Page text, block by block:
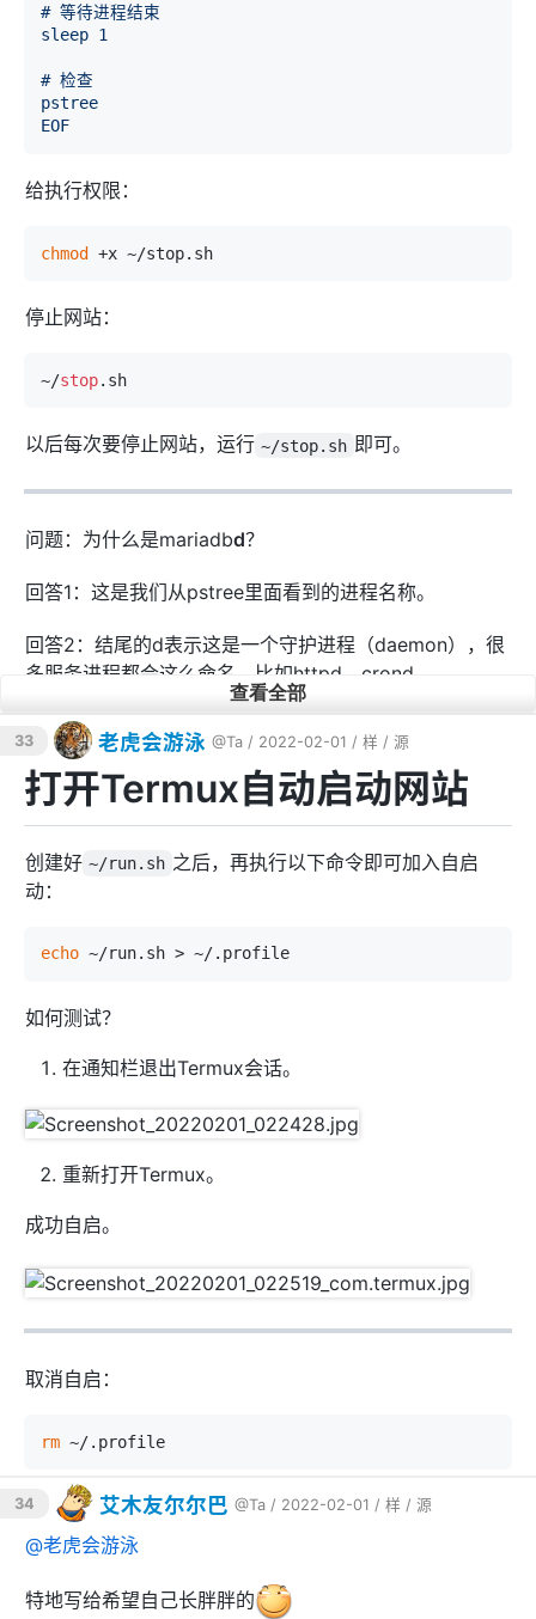
# 等待进程结束
sleep 1
# 检查
pstree
EOF
给执行权限：
chmod +x ~/stop.sh
停止网站：
~/stop .sh
以后每次要停止网站，运行 ~/stop.sh 即可。
问题：为什么是mariadbd？
回答1：这是我们从pstree里面看到的进程名称。
回答2：结尾的d表示这是一个守护进程（daemon），很
多服务进程都会这么命名，比如httpd、crond。
问题：为什么不用 ~/../usr/etc/init.d/mysql stop
回答：亲测无效，报错说找不到pid。所以还是用killall
吧。
问题：killall会不会导致数据损坏？
它主动停止运行。所以进程是有机会正常退出的。如果进
程真的卡住了，那就算执行了killall也不会退出，你就会知
道它卡住了。
如果进程真的卡住了，可以用 killall -9 进程名
进程，注意这可以导致数据损坏，因为进程没有任何机会
查看全部
33 老虎会游泳 @Ta / 2022-02-01 / 样 / 源
打开Termux自动启动网站
创建好 ~/run.sh 之后，再执行以下命令即可加入自启
动：
echo ~/run.sh > ~/.profile
如何测试？
在通知栏退出Termux会话。
重新打开Termux。
成功自启。
取消自启：
rm ~/.profile
34 艾木友尔尔巴 @Ta / 2022-02-01 / 样 / 源
@老虎会游泳
特地写给希望自己长胖胖的